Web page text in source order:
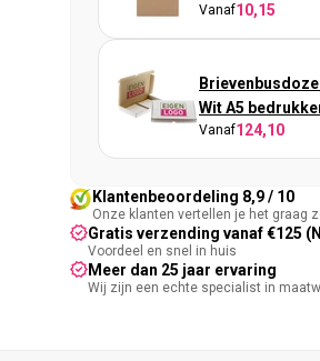
Vanaf10,15
Wit A5
Vanaf124,10
Klantenbeoordeling 8,9 / 10
Onze klanten vertellen je het graag
Gratis verzending vanaf €125
Voordeel en snel in huis
Meer dan 25 jaar ervaring
Wij zijn een echte specialist in